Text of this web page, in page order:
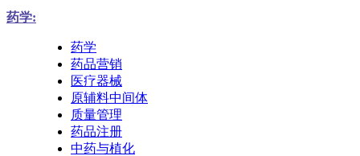
药学:
药学
药品营销
医疗器械
原辅料中间体
质量管理
药品注册
中药与植化